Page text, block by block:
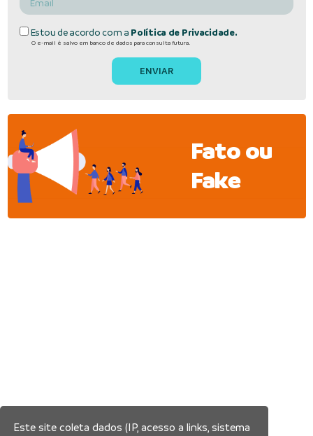
Estou de acordo com a Política de Privacidade.
O e-mail é salvo em banco de dados para consulta futura.
Fato ou
Fake
Este site coleta dados (IP, acesso a links, sistema